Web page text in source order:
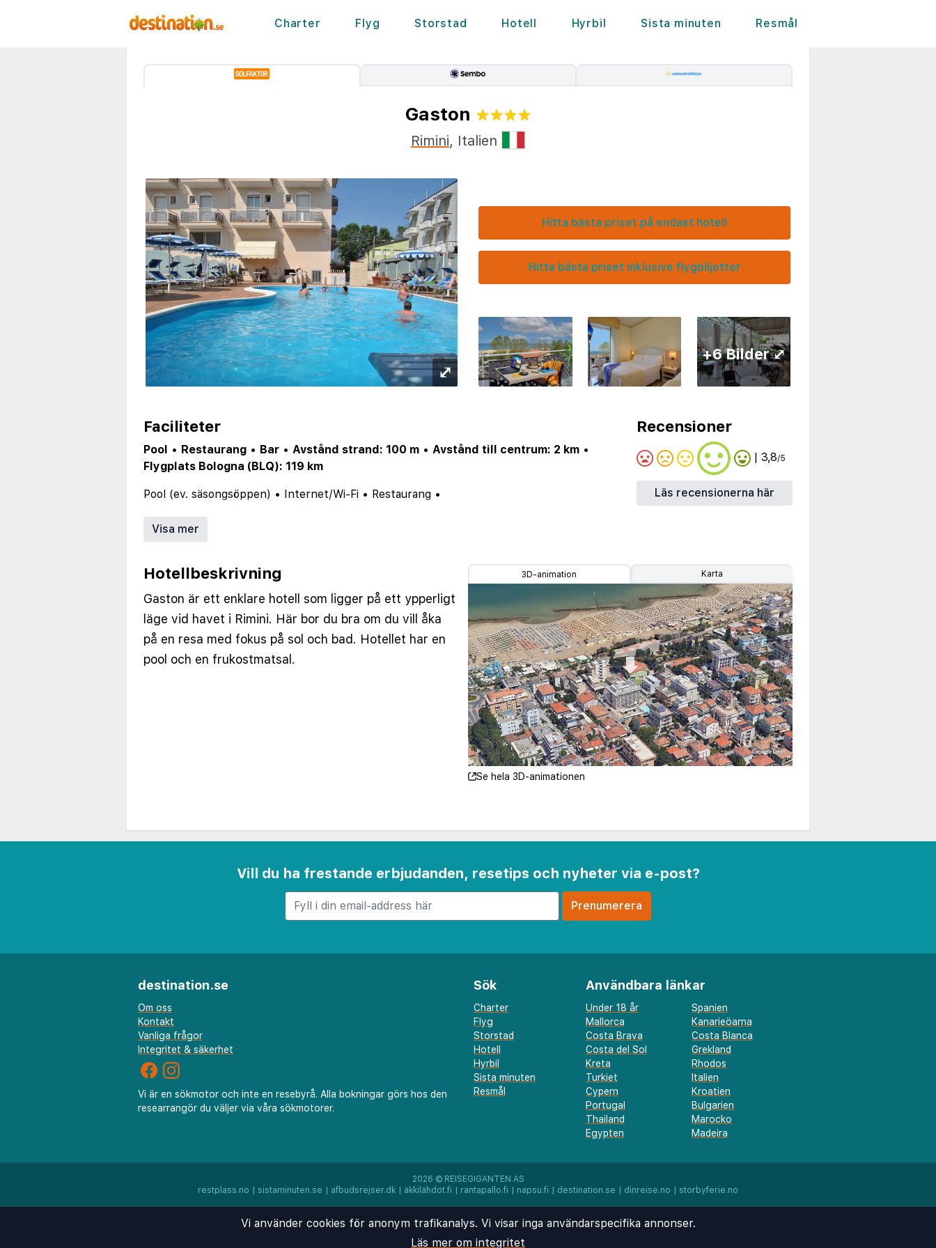
Charter Flyg Storstad Hotell Hyrbil Sista minuten Resmål
Gaston
Rimini, Italien
⤢
Hitta bästa priset på endast hotell
Hitta bästa priset inklusive flygbiljetter
+6 Bilder ⤢
Faciliteter
Pool • Restaurang • Bar • Avstånd strand: 100 m • Avstånd till centrum: 2 km •
Flygplats Bologna (BLQ): 119 km
Pool (ev. säsongsöppen) • Internet/Wi-Fi • Restaurang •
Visa mer
Recensioner
| 3,8/5
Läs recensionerna här
Hotellbeskrivning
Gaston är ett enklare hotell som ligger på ett ypperligt
läge vid havet i Rimini. Här bor du bra om du vill åka
på en resa med fokus på sol och bad. Hotellet har en
pool och en frukostmatsal.
3D-animation Karta
Se hela 3D-animationen
Vill du ha frestande erbjudanden, resetips och nyheter via e-post?
destination.se
Om oss
Kontakt
Vanliga frågor
Integritet & säkerhet
Vi är en sökmotor och inte en resebyrå. Alla bokningar görs hos den
researrangör du väljer via våra sökmotorer.
Sök
Charter
Flyg
Storstad
Hotell
Hyrbil
Sista minuten
Resmål
Användbara länkar
Under 18 år
Spanien
Mallorca
Kanarieöarna
Costa Brava
Costa Blanca
Costa del Sol
Grekland
Kreta
Rhodos
Turkiet
Italien
Cypern
Kroatien
Portugal
Bulgarien
Thailand
Marocko
Egypten
Madeira
2026 © REISEGIGANTEN AS
restplass.no | sistaminuten.se | afbudsrejser.dk | äkkilähdöt.fi | rantapallo.fi | napsu.fi | destination.se | dinreise.no | storbyferie.no
Vi använder cookies för anonym trafikanalys. Vi visar inga användarspecifika annonser.
Läs mer om integritet